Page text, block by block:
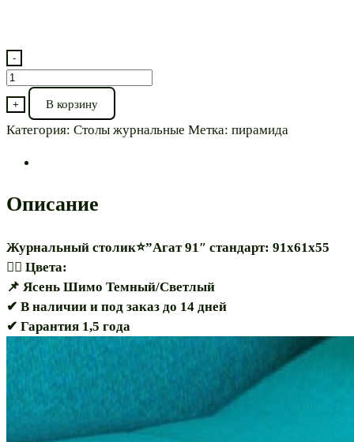
-
Количество
товара
Журнальный
столик⭐”Агат
+ В корзину
Категория: Столы журнальные Метка: пирамида
Описание
Журнальный столик⭐”Агат 91″ стандарт: 91х61х55
🏳️‍🌈 Цвета:
📌 Ясень Шимо Темный/Светлый
✔ В наличии и под заказ до 14 дней
✔ Гарантия 1,5 года